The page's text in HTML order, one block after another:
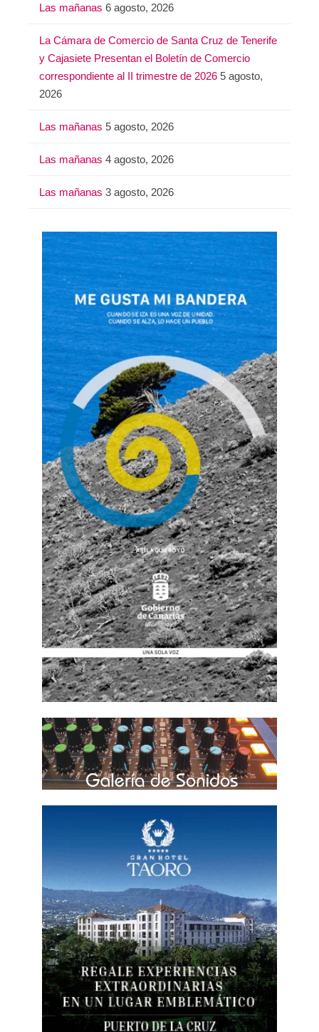
Las mañanas 6 agosto, 2026
La Cámara de Comercio de Santa Cruz de Tenerife
y Cajasiete Presentan el Boletín de Comercio
correspondiente al II trimestre de 2026 5 agosto,
2026
Las mañanas 5 agosto, 2026
Las mañanas 4 agosto, 2026
Las mañanas 3 agosto, 2026